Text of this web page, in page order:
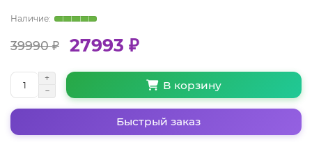
39990 ₽ 27993 ₽
В корзину
Быстрый заказ